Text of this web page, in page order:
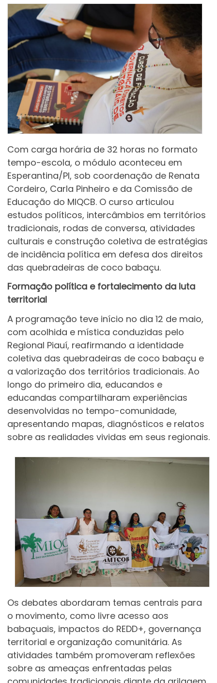
Com carga horária de 32 horas no formato
tempo-escola, o módulo aconteceu em
Esperantina/PI, sob coordenação de Renata
Cordeiro, Carla Pinheiro e da Comissão de
Educação do MIQCB. O curso articulou
estudos políticos, intercâmbios em territórios
tradicionais, rodas de conversa, atividades
culturais e construção coletiva de estratégias
de incidência política em defesa dos direitos
das quebradeiras de coco babaçu.
Formação política e fortalecimento da luta
territorial
A programação teve início no dia 12 de maio,
com acolhida e mística conduzidas pelo
Regional Piauí, reafirmando a identidade
coletiva das quebradeiras de coco babaçu e
a valorização dos territórios tradicionais. Ao
longo do primeiro dia, educandos e
educandas compartilharam experiências
desenvolvidas no tempo-comunidade,
apresentando mapas, diagnósticos e relatos
sobre as realidades vividas em seus regionais.
Os debates abordaram temas centrais para
o movimento, como livre acesso aos
babaçuais, impactos do REDD+, governança
territorial e organização comunitária. As
atividades também promoveram reflexões
sobre as ameaças enfrentadas pelas